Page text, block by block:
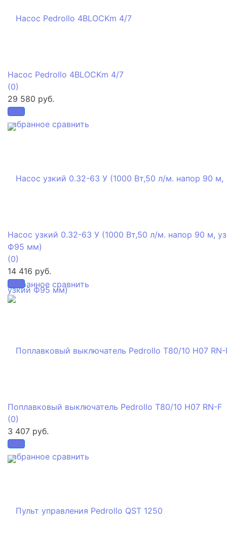
избранное сравнить
Насос Pedrollo 4BLOCKm 4/7
(0)
29 580 руб.
избранное сравнить
Насос узкий 0.32-63 У (1000 Вт,50 л/м. напор 90 м,
Ф95 мм)
(0)
14 416 руб.
избранное сравнить
Поплавковый выключатель Pedrollo T80/10 H07 RN-F
(0)
3 407 руб.